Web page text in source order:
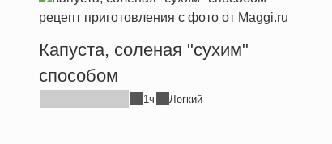
Капуста, соленая "сухим"
способом
1ч Легкий